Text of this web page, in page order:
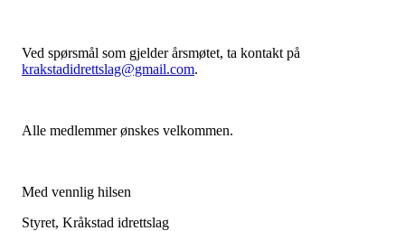
Ved spørsmål som gjelder årsmøtet, ta kontakt på
krakstadidrettslag@gmail.com.
Alle medlemmer ønskes velkommen.
Med vennlig hilsen
Styret, Kråkstad idrettslag